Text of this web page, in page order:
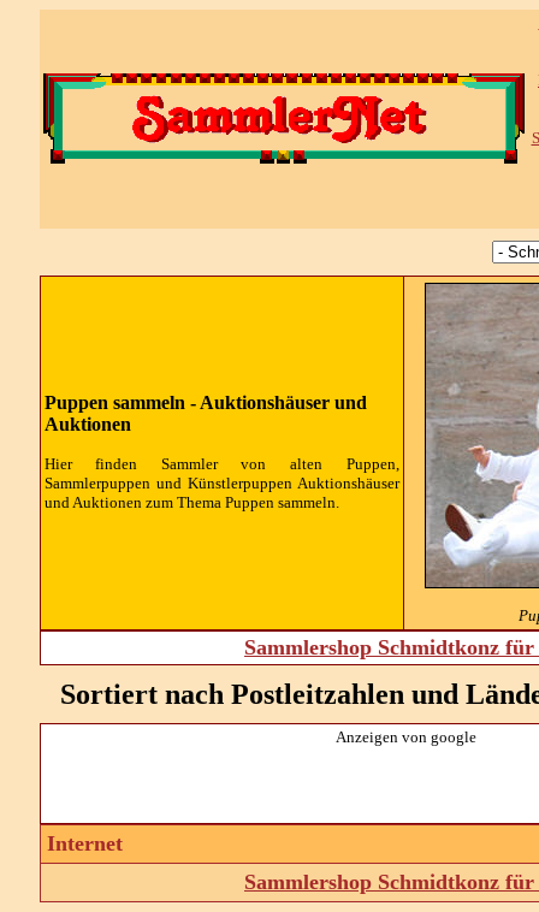
Puppen sammeln - Auktionshäuser und
Auktionen
Hier finden Sammler von alten Puppen,
Sammlerpuppen und Künstlerpuppen Auktionshäuser
und Auktionen zum Thema Puppen sammeln.
Sammlershop Schmidtkonz
Sortiert nach Postleitzahlen und
Anzeigen von google
Internet
Sammlershop Schmidtkonz